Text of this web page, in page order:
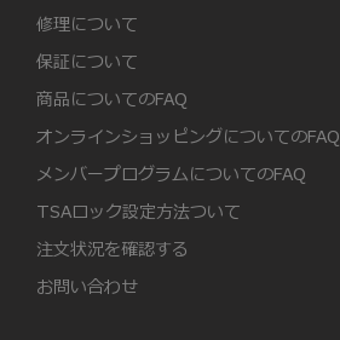
修理について
保証について
商品についてのFAQ
オンラインショッピングについてのFAQ
メンバープログラムについてのFAQ
TSAロック設定方法ついて
注文状況を確認する
お問い合わせ